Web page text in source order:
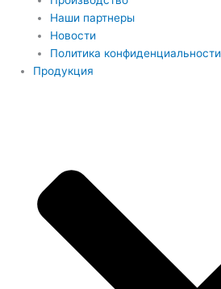
Наши партнеры
Новости
Политика конфиденциальности
Продукция